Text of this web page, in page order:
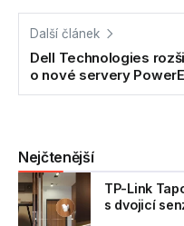
Další článek
Dell Technologies
o nové servery
Nejčtenější
TP-Link
s dvojicí